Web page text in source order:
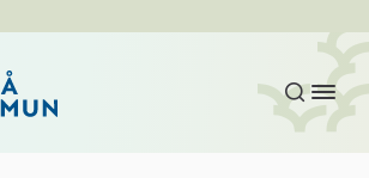
Gå till innehållet